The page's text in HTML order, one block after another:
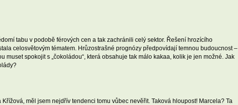
tabu v podobě férových cen a tak zachránili celý sektor. Řešení hrozícího
celosvětovým tématem. Hrůzostrašné prognózy předpovídají temnou budoucnost –
spokojit s „čokoládou“, která obsahuje tak málo kakaa, kolik je jen možné. Jak
měl jsem nejdřív tendenci tomu vůbec nevěřit. Taková hloupost! Marcela? Ta